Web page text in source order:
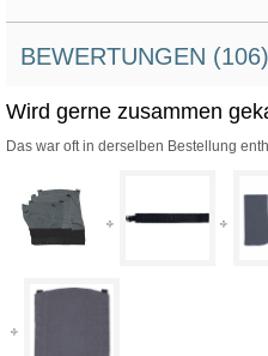
BEWERTUNGEN (106)
Wird gerne zusammen
Das war oft in derselben Bestellung